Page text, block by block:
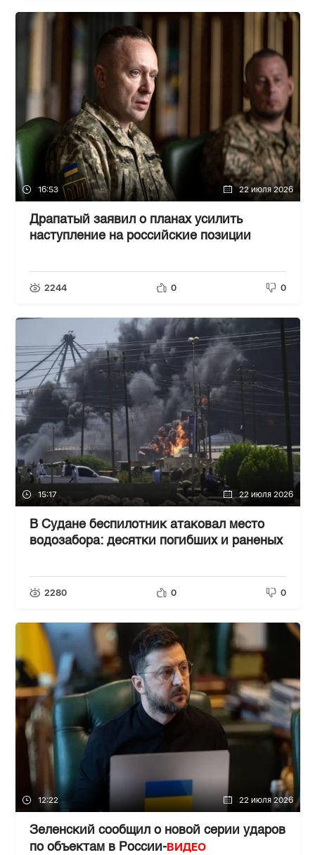
16:53 22 июля 2026
Драпатый заявил о планах усилить
наступление на российские позиции
2244 0 0
15:17 22 июля 2026
В Судане беспилотник атаковал место
водозабора: десятки погибших и раненых
2280 0 0
12:22 22 июля 2026
Зеленский сообщил о новой серии ударов
по объектам в России-ВИДЕО